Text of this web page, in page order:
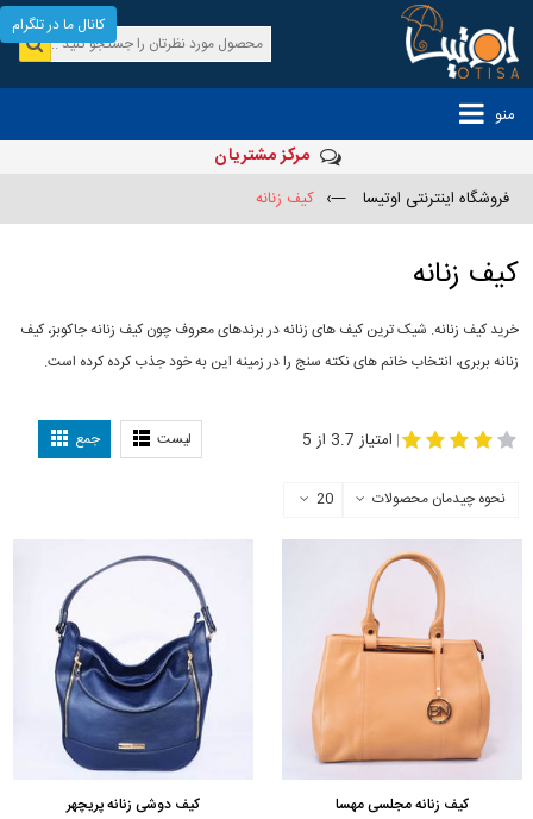
منو
مرکز مشتریان
فروشگاه اینترنتی اوتیسا —› کیف زنانه
کیف زنانه
خرید کیف زنانه. شیک ترین کیف های زنانه در برندهای معروف چون کیف زنانه جاکوبز، کیف
زنانه بربری، انتخاب خانم های نکته سنج را در زمینه این به خود جذب کرده کرده است.
لیست جمع | امتیاز 3.7 از 5
نحوه چیدمان محصولات 20
کیف زنانه مجلسی مهسا کیف دوشی زنانه پریچهر
کانال ما در تلگرام